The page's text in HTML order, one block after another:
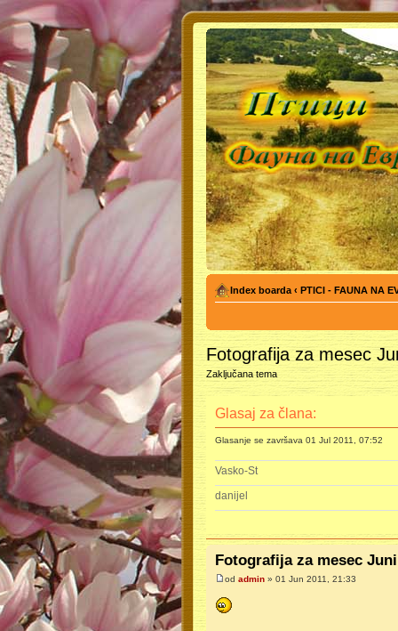
Index boarda ‹ PTICI - FAUNA NA
Fotografija za mesec
Zaključana tema
Glasaj za člana:
Glasanje se završava 01 Jul 2011, 07:52
Vasko-St
danijel
Fotografija za mesec Juni
od admin» 01 Jun 2011, 21:33